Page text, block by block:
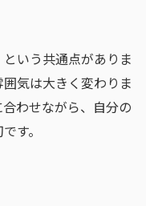
いう共通点がありま
気は大きく変わりま
わせながら、自分の
す。